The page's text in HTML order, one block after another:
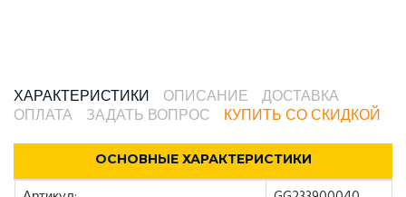
ХАРАКТЕРИСТИКИ ОПИСАНИЕ
ДОСТАВКА
ОПЛАТА
ЗАДАТЬ ВОПРОС КУПИТЬ СО СКИДКОЙ
ОСНОВНЫЕ ХАРАКТЕРИСТИКИ